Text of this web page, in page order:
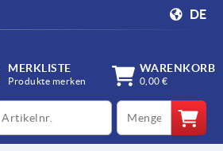
DE
MERKLISTE
Produkte merken
WARENKORB
0,00 €
qty